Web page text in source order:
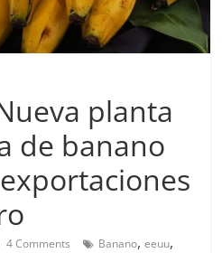
planta
de banano
4 Comments Banano,eeuu,